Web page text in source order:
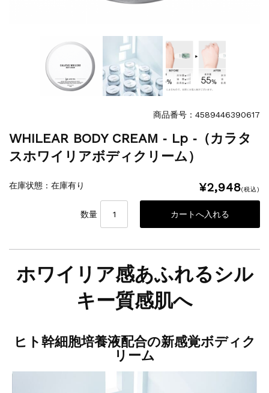
商品番号：4589446390617
WHILEAR BODY CREAM ‐ Lp ‐（カラタ
スホワイリアボディクリーム）
在庫状態 : 在庫有り ¥2,948(税込)
数量
ホワイリア感あふれるシル
キー質感肌へ
ヒト幹細胞培養液配合の新感覚ボディク
リーム